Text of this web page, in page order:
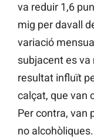
va reduir 1,6
mig per davall
variació
subjacent es va
resultat influït
calçat, que van
Per contra, van
no alcohòliques.